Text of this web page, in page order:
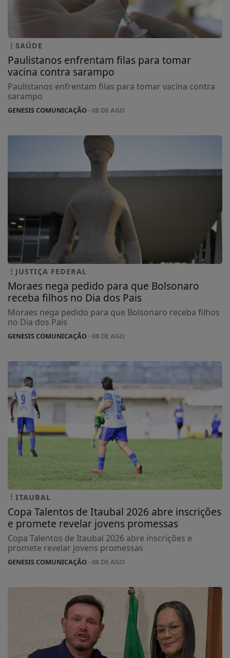
SAÚDE
Paulistanos enfrentam filas para tomar
vacina contra sarampo
Paulistanos enfrentam filas para tomar vacina contra
sarampo
GENESIS COMUNICAÇÃO- 08 DE AGO
JUSTIÇA FEDERAL
Moraes nega pedido para que Bolsonaro
receba filhos no Dia dos Pais
Moraes nega pedido para que Bolsonaro receba filhos
no Dia dos Pais
GENESIS COMUNICAÇÃO- 08 DE AGO
ITAUBAL
Copa Talentos de Itaubal 2026 abre inscrições
e promete revelar jovens promessas
Copa Talentos de Itaubal 2026 abre inscrições e
promete revelar jovens promessas
GENESIS COMUNICAÇÃO- 08 DE AGO